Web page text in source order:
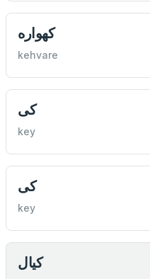
كهواره
kehvare
كی
key
كی
key
كيال